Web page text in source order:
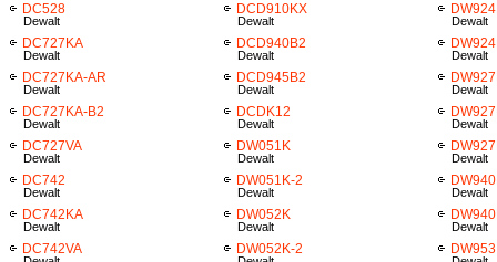
DC528
Dewalt
DC727KA
Dewalt
DC727KA-AR
Dewalt
DC727KA-B2
Dewalt
DC727VA
Dewalt
DC742
Dewalt
DC742KA
Dewalt
DC742VA
DCD910KX
Dewalt
DCD940B2
Dewalt
DCD945B2
Dewalt
DCDK12
Dewalt
DW051K
Dewalt
DW051K-2
Dewalt
DW052K
Dewalt
DW052K-2
Dewalt
Dewalt
Dewalt
Dewalt
Dewalt
Dewalt
Dewalt
DW953